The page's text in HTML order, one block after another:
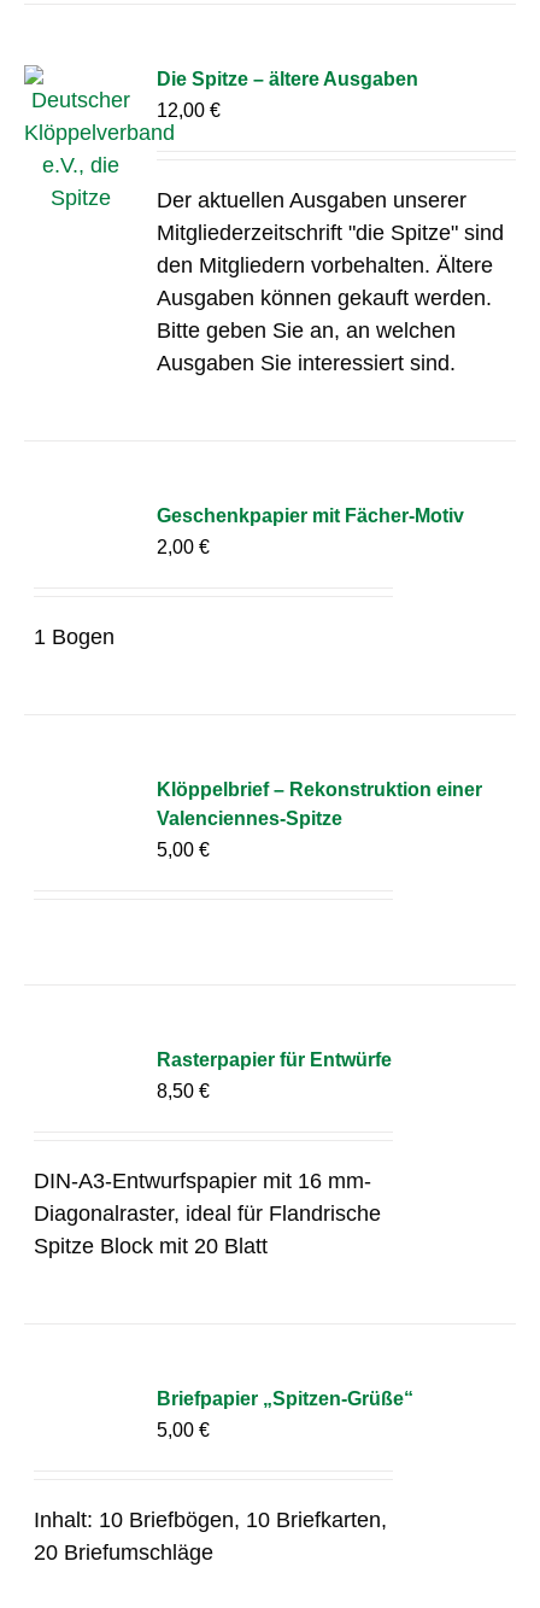
Die Spitze – ältere Ausgaben
12,00€
Der aktuellen Ausgaben unserer
Mitgliederzeitschrift "die Spitze" sind
den Mitgliedern vorbehalten. Ältere
Ausgaben können gekauft werden.
Bitte geben Sie an, an welchen
Ausgaben Sie interessiert sind.
Geschenkpapier mit Fächer-Motiv
2,00€
1 Bogen
Klöppelbrief – Rekonstruktion einer
Valenciennes-Spitze
5,00€
Rasterpapier für Entwürfe
8,50€
DIN-A3-Entwurfspapier mit 16 mm-
Diagonalraster, ideal für Flandrische
Spitze Block mit 20 Blatt
Briefpapier „Spitzen-Grüße“
5,00€
Inhalt: 10 Briefbögen, 10 Briefkarten,
20 Briefumschläge